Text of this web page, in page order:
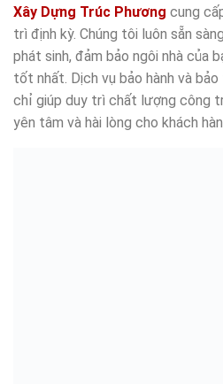
Xây Dựng Trúc Phương cung
trì định kỳ. Chúng tôi luôn sẵn
phát sinh, đảm bảo ngôi nhà của
tốt nhất. Dịch vụ bảo hành và
chỉ giúp duy trì chất lượng công
yên tâm và hài lòng cho khách